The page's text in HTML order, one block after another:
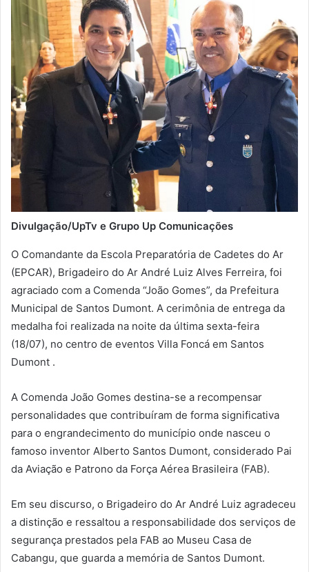
Divulgação/UpTv e Grupo Up Comunicações
O Comandante da Escola Preparatória de Cadetes do Ar
(EPCAR), Brigadeiro do Ar André Luiz Alves Ferreira, foi
agraciado com a Comenda “João Gomes”, da Prefeitura
Municipal de Santos Dumont. A cerimônia de entrega da
medalha foi realizada na noite da última sexta-feira
(18/07), no centro de eventos Villa Foncá em Santos
Dumont .
A Comenda João Gomes destina-se a recompensar
personalidades que contribuíram de forma significativa
para o engrandecimento do município onde nasceu o
famoso inventor Alberto Santos Dumont, considerado Pai
da Aviação e Patrono da Força Aérea Brasileira (FAB).
Em seu discurso, o Brigadeiro do Ar André Luiz agradeceu
a distinção e ressaltou a responsabilidade dos serviços de
segurança prestados pela FAB ao Museu Casa de
Cabangu, que guarda a memória de Santos Dumont.